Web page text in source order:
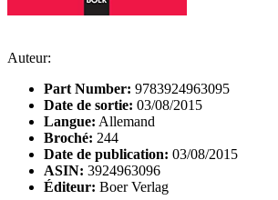
Auteur:
Part Number: 9783924963095
Date de sortie: 03/08/2015
Langue: Allemand
Broché: 244
Date de publication: 03/08/2015
ASIN: 3924963096
Éditeur: Boer Verlag